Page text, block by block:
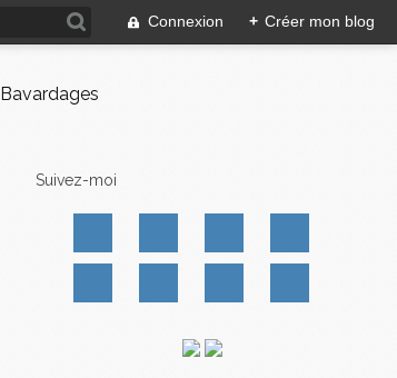
Connexion + Créer mon blog
Bavardages
Suivez-moi